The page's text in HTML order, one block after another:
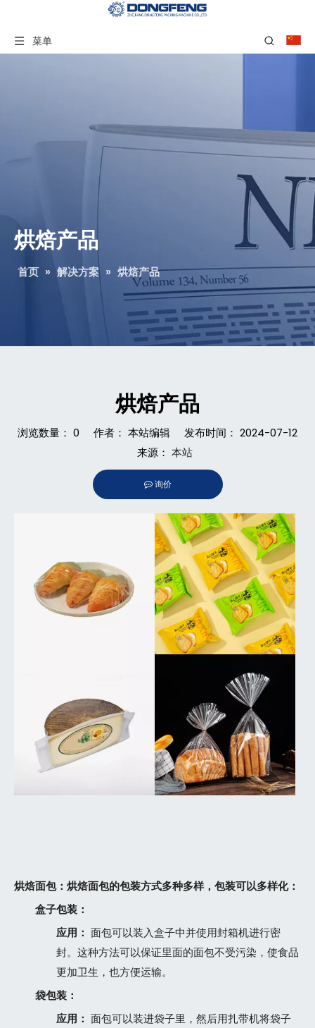
菜单
烘焙产品
首页 » 解决方案 » 烘焙产品
烘焙产品
浏览数量： 0 作者： 本站编辑 发布时间： 2024-07-12
来源： 本站
询价
烘焙面包：烘焙面包的包装方式多种多样，包装可以多样化：
盒子包装：
应用： 面包可以装入盒子中并使用封箱机进行密
封。这种方法可以保证里面的面包不受污染，使食品
更加卫生，也方便运输。
袋包装：
应用： 面包可以装进袋子里，然后用扎带机将袋子